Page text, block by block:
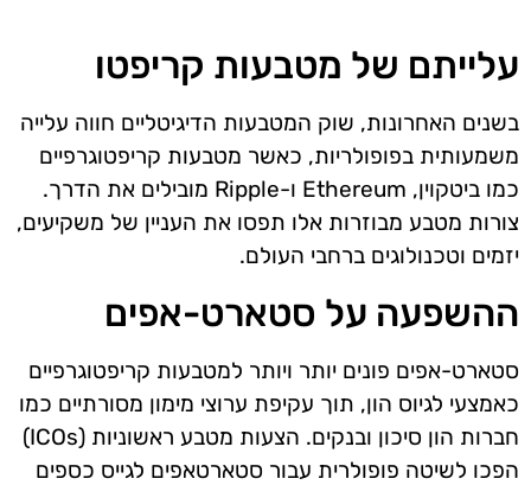
עלייתם של מטבעות קריפטו
בשנים האחרונות, שוק המטבעות הדיגיטליים חווה עלייה
משמעותית בפופולריות, כאשר מטבעות קריפטוגרפיים
כמו ביטקוין, Ethereum ו-Ripple מובילים את הדרך.
צורות מטבע מבוזרות אלו תפסו את העניין של משקיעים,
יזמים וטכנולוגים ברחבי העולם.
ההשפעה על סטארט-אפים
סטארט-אפים פונים יותר ויותר למטבעות קריפטוגרפיים
כאמצעי לגיוס הון, תוך עקיפת ערוצי מימון מסורתיים כמו
חברות הון סיכון ובנקים. הצעות מטבע ראשוניות (ICOs)
הפכו לשיטה פופולרית עבור סטארטאפים לגייס כספים